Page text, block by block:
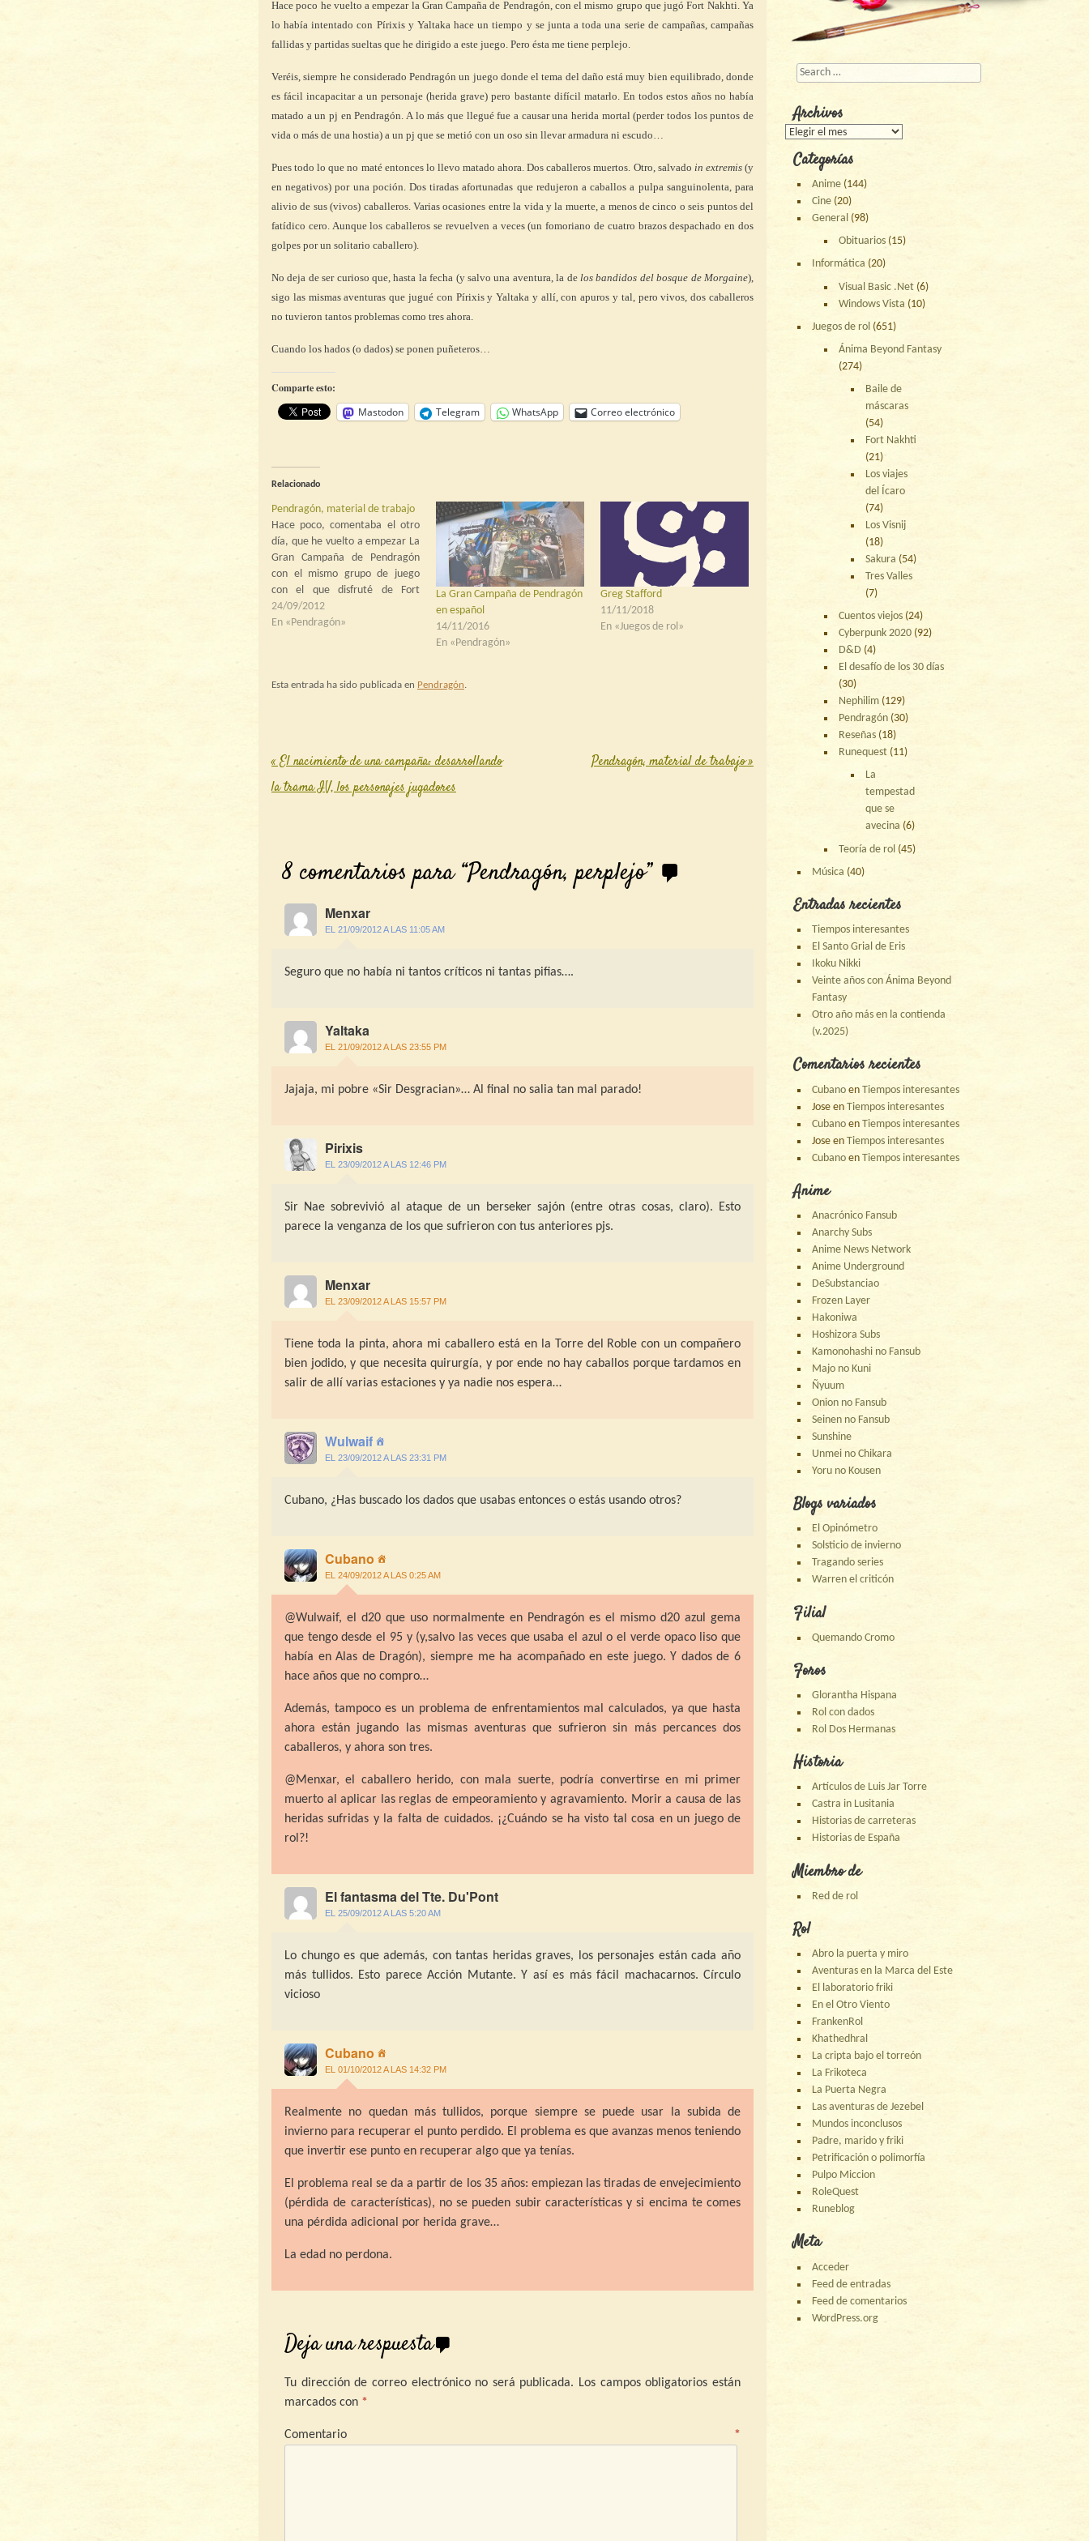
Hace poco he vuelto a empezar la Gran Campaña de Pendragón, con el mismo grupo que jugó Fort Nakhti. Ya
lo había intentado con Pírixis y Yaltaka hace un tiempo y se junta a toda una serie de campañas, campañas
fallidas y partidas sueltas que he dirigido a este juego. Pero ésta me tiene perplejo.
Veréis, siempre he considerado Pendragón un juego donde el tema del daño está muy bien equilibrado, donde
es fácil incapacitar a un personaje (herida grave) pero bastante difícil matarlo. En todos estos años no había
matado a un pj en Pendragón. A lo más que llegué fue a causar una herida mortal (perder todos los puntos de
vida o más de una hostia) a un pj que se metió con un oso sin llevar armadura ni escudo…
Pues todo lo que no maté entonces lo llevo matado ahora. Dos caballeros muertos. Otro, salvado in extremis(y
en negativos) por una poción. Dos tiradas afortunadas que redujeron a caballos a pulpa sanguinolenta, para
alivio de sus (vivos) caballeros. Varias ocasiones entre la vida y la muerte, a menos de cinco o seis puntos del
fatídico cero. Aunque los caballeros se revuelven a veces (un fomoriano de cuatro brazos despachado en dos
golpes por un solitario caballero).
No deja de ser curioso que, hasta la fecha (y salvo una aventura, la de los bandidos del bosque de Morgaine),
sigo las mismas aventuras que jugué con Pírixis y Yaltaka y allí, con apuros y tal, pero vivos, dos caballeros
no tuvieron tantos problemas como tres ahora.
Cuando los hados (o dados) se ponen puñeteros…
Comparte esto:
Mastodon
Telegram WhatsApp Correo electrónico
Relacionado
Pendragón, material de trabajo
Hace poco, comentaba el otro
día, que he vuelto a empezar La
Gran Campaña de Pendragón
con el mismo grupo de juego
con el que disfruté de Fort
Nakhti. Hasta el momento, las
aventuras (salvo una) han sido
24/09/2012
En «Pendragón»
La Gran Campaña de Pendragón
en español
14/11/2016
En «Pendragón»
Greg Stafford
11/11/2018
En «Juegos de rol»
Esta entrada ha sido publicada en Pendragón
Post navigation
«El nacimiento de una campaña: desarrollando
la trama IV, los personajes jugadores
Pendragón, material de trabajo»
8 comentarios para “Pendragón, perplejo”
Menxar
EL 21/09/2012 A LAS 11:05 AM
Seguro que no había ni tantos críticos ni tantas pifias….
Yaltaka
EL 21/09/2012 A LAS 23:55 PM
Jajaja, mi pobre «Sir Desgracian»… Al final no salia tan mal parado!
Pirixis
EL 23/09/2012 A LAS 12:46 PM
Sir Nae sobrevivió al ataque de un berseker sajón (entre otras cosas, claro). Esto
parece la venganza de los que sufrieron con tus anteriores pjs.
Menxar
EL 23/09/2012 A LAS 15:57 PM
Tiene toda la pinta, ahora mi caballero está en la Torre del Roble con un compañero
bien jodido, y que necesita quirurgía, y por ende no hay caballos porque tardamos en
salir de allí varias estaciones y ya nadie nos espera…
Wulwaif
EL 23/09/2012 A LAS 23:31 PM
Cubano, ¿Has buscado los dados que usabas entonces o estás usando otros?
Cubano
EL 24/09/2012 A LAS 0:25 AM
@Wulwaif, el d20 que uso normalmente en Pendragón es el mismo d20 azul gema
que tengo desde el 95 y (y,salvo las veces que usaba el azul o el verde opaco liso que
había en Alas de Dragón), siempre me ha acompañado en este juego. Y dados de 6
hace años que no compro…
Además, tampoco es un problema de enfrentamientos mal calculados, ya que hasta
ahora están jugando las mismas aventuras que sufrieron sin más percances dos
caballeros, y ahora son tres.
@Menxar, el caballero herido, con mala suerte, podría convertirse en mi primer
muerto al aplicar las reglas de empeoramiento y agravamiento. Morir a causa de las
heridas sufridas y la falta de cuidados. ¡¿Cuándo se ha visto tal cosa en un juego de
rol?!
El fantasma del Tte. Du'Pont
EL 25/09/2012 A LAS 5:20 AM
Lo chungo es que además, con tantas heridas graves, los personajes están cada año
más tullidos. Esto parece Acción Mutante. Y así es más fácil machacarnos. Círculo
vicioso
Cubano
EL 01/10/2012 A LAS 14:32 PM
Realmente no quedan más tullidos, porque siempre se puede usar la subida de
invierno para recuperar el punto perdido. El problema es que avanzas menos teniendo
que invertir ese punto en recuperar algo que ya tenías.
El problema real se da a partir de los 35 años: empiezan las tiradas de envejecimiento
(pérdida de características), no se pueden subir características y si encima te comes
una pérdida adicional por herida grave…
La edad no perdona.
Deja una respuesta
Tu dirección de correo electrónico no será publicada. Los campos obligatorios están
marcados con *
Comentario *
Buscar
Archivos
Archivos
Categorías
Anime (144)
Cine (20)
General (98)
Obituarios (15)
Informática (20)
Visual Basic .Net (6)
Windows Vista (10)
Juegos de rol (651)
Ánima Beyond Fantasy
(274)
Baile de
máscaras
(54)
Fort Nakhti
(21)
Los viajes
del Ícaro
(74)
Los Visnij
(18)
Sakura (54)
Tres Valles
(7)
Cuentos viejos (24)
Cyberpunk 2020 (92)
D&D (4)
El desafío de los 30 días
(30)
Nephilim (129)
Pendragón (30)
Reseñas (18)
Runequest (11)
La
tempestad
que se
avecina (6)
Teoría de rol (45)
Música (40)
Entradas recientes
Tiempos interesantes
El Santo Grial de Eris
Ikoku Nikki
Veinte años con Ánima Beyond
Fantasy
Otro año más en la contienda
(v.2025)
Comentarios recientes
Cubano enTiempos interesantes
Jose enTiempos interesantes
Cubano enTiempos interesantes
Jose enTiempos interesantes
Cubano enTiempos interesantes
Anime
Anacrónico Fansub
Anarchy Subs
Anime News Network
Anime Underground
DeSubstanciao
Frozen Layer
Hakoniwa
Hoshizora Subs
Kamonohashi no Fansub
Majo no Kuni
Ñyuum
Onion no Fansub
Seinen no Fansub
Sunshine
Unmei no Chikara
Yoru no Kousen
Blogs variados
El Opinómetro
Solsticio de invierno
Tragando series
Warren el criticón
Filial
Quemando Cromo
Foros
Glorantha Hispana
Rol con dados
Rol Dos Hermanas
Historia
Artículos de Luis Jar Torre
Castra in Lusitania
Historias de carreteras
Historias de España
Miembro de
Red de rol
Rol
Abro la puerta y miro
Aventuras en la Marca del Este
El laboratorio friki
En el Otro Viento
FrankenRol
Khathedhral
La cripta bajo el torreón
La Frikoteca
La Puerta Negra
Las aventuras de Jezebel
Mundos inconclusos
Padre, marido y friki
Petrificación o polimorfía
Pulpo Miccion
RoleQuest
Runeblog
Meta
Acceder
Feed de entradas
Feed de comentarios
WordPress.org